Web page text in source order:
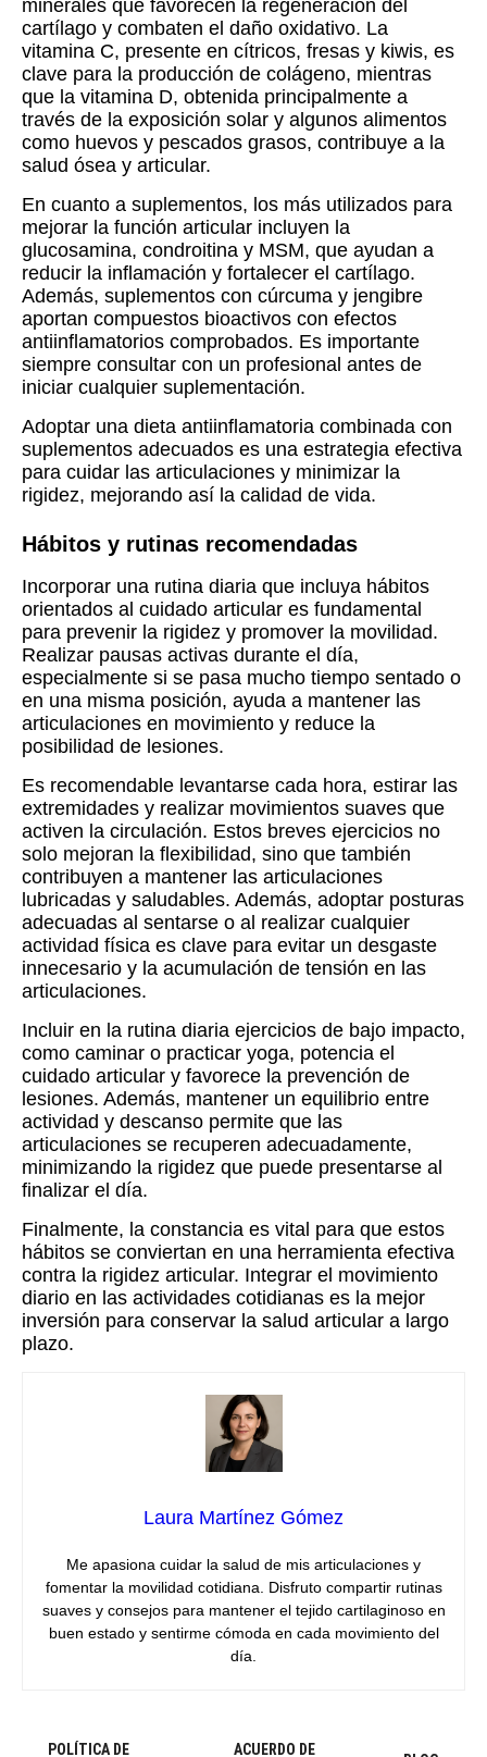
minerales que favorecen la regeneración del
cartílago y combaten el daño oxidativo. La
vitamina C, presente en cítricos, fresas y kiwis, es
clave para la producción de colágeno, mientras
que la vitamina D, obtenida principalmente a
través de la exposición solar y algunos alimentos
como huevos y pescados grasos, contribuye a la
salud ósea y articular.
En cuanto a suplementos, los más utilizados para
mejorar la función articular incluyen la
glucosamina, condroitina y MSM, que ayudan a
reducir la inflamación y fortalecer el cartílago.
Además, suplementos con cúrcuma y jengibre
aportan compuestos bioactivos con efectos
antiinflamatorios comprobados. Es importante
siempre consultar con un profesional antes de
iniciar cualquier suplementación.
Adoptar una dieta antiinflamatoria combinada con
suplementos adecuados es una estrategia efectiva
para cuidar las articulaciones y minimizar la
rigidez, mejorando así la calidad de vida.
Hábitos y rutinas recomendadas
Incorporar una rutina diaria que incluya hábitos
orientados al cuidado articular es fundamental
para prevenir la rigidez y promover la movilidad.
Realizar pausas activas durante el día,
especialmente si se pasa mucho tiempo sentado o
en una misma posición, ayuda a mantener las
articulaciones en movimiento y reduce la
posibilidad de lesiones.
Es recomendable levantarse cada hora, estirar las
extremidades y realizar movimientos suaves que
activen la circulación. Estos breves ejercicios no
solo mejoran la flexibilidad, sino que también
contribuyen a mantener las articulaciones
lubricadas y saludables. Además, adoptar posturas
adecuadas al sentarse o al realizar cualquier
actividad física es clave para evitar un desgaste
innecesario y la acumulación de tensión en las
articulaciones.
Incluir en la rutina diaria ejercicios de bajo impacto,
como caminar o practicar yoga, potencia el
cuidado articular y favorece la prevención de
lesiones. Además, mantener un equilibrio entre
actividad y descanso permite que las
articulaciones se recuperen adecuadamente,
minimizando la rigidez que puede presentarse al
finalizar el día.
Finalmente, la constancia es vital para que estos
hábitos se conviertan en una herramienta efectiva
contra la rigidez articular. Integrar el movimiento
diario en las actividades cotidianas es la mejor
inversión para conservar la salud articular a largo
plazo.
Laura Martínez Gómez
Me apasiona cuidar la salud de mis articulaciones y
fomentar la movilidad cotidiana. Disfruto compartir rutinas
suaves y consejos para mantener el tejido cartilaginoso en
buen estado y sentirme cómoda en cada movimiento del
día.
POLÍTICA DE ACUERDO DE